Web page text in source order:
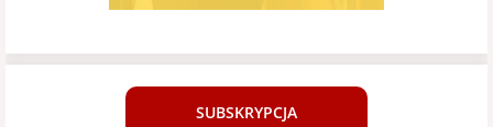
SUBSKRYPCJA